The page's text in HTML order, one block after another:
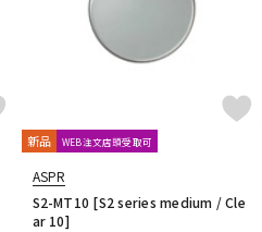
新品 WEB注文店頭受取可
ASPR
S2-MT10 [S2 series medium / Cle
ar 10]